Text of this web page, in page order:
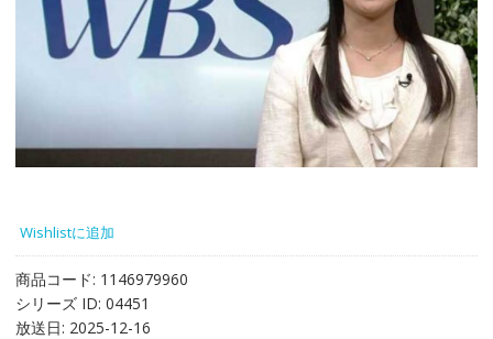
Wishlistに追加
商品コード: 1146979960
シリーズ ID: 04451
放送日: 2025-12-16